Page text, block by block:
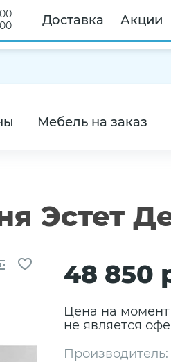
Доставка Акции
Мебель на заказ
Эстет
48 850
Цена на момент
не является
Производитель: